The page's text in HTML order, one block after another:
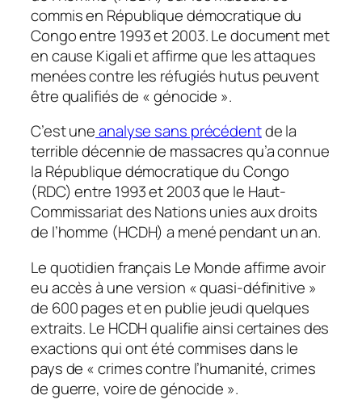
commis en République démocratique du
Congo entre 1993 et 2003. Le document met
en cause Kigali et affirme que les attaques
menées contre les réfugiés hutus peuvent
être qualifiés de « génocide ».
C’est uneanalyse sans précédentde la
terrible décennie de massacres qu’a connue
la République démocratique du Congo
(RDC) entre 1993 et 2003 que le Haut-
Commissariat des Nations unies aux droits
de l’homme (HCDH) a mené pendant un an.
Le quotidien français Le Mondeaffirme avoir
eu accès à une version « quasi-définitive »
de 600 pages et en publie jeudi quelques
extraits. Le HCDH qualifie ainsi certaines des
exactions qui ont été commises dans le
pays de « crimes contre l’humanité, crimes
de guerre, voire de génocide ».